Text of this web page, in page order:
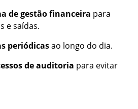
de gestão financeira para
e saídas.
periódicasao longo do dia.
de auditoria para evitar